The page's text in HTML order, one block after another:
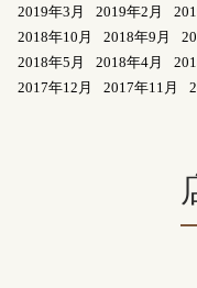
2019年3月
2019年2月
2018年10月
2018年9月
2018年5月
2018年4月
2017年12月
2017年11月